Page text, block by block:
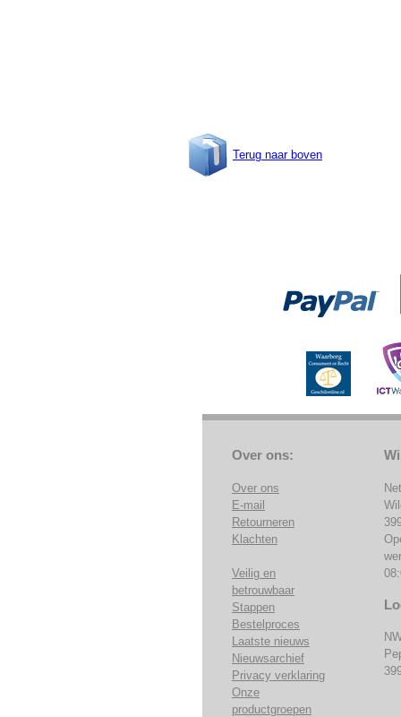
Terug naar boven
Over ons:
Over ons
E-mail
Retourneren
Klachten
Veilig en
betrouwbaar
Stappen
Bestelproces
Laatste nieuws
Nieuwsarchief
Privacy verklaring
Onze
productgroepen